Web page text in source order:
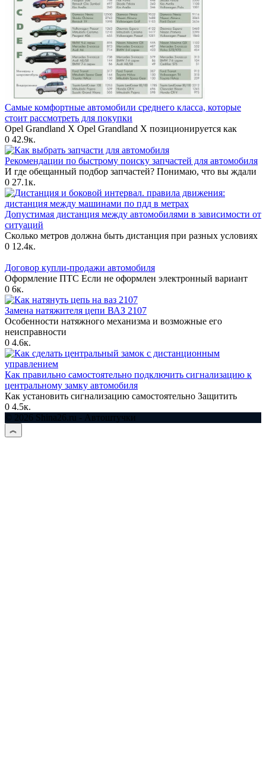
Самые комфортные автомобили среднего класса, которые
стоит рассмотреть для покупки
Opel Grandland X Opel Grandland X позиционируется как
0 42.9к.
Рекомендации по быстрому поиску запчастей для автомобиля
И где обещанный подбор запчастей? Понимаю, что вы ждали
0 27.1к.
Допустимая дистанция между автомобилями в зависимости от
ситуаций
Сколько метров должна быть дистанция при разных условиях
0 12.4к.
Договор купли-продажи автомобиля
Оформление ПТС Если не оформлен электронный вариант
0 6к.
Замена натяжителя цепи ВАЗ 2107
Особенности натяжного механизма и возможные его
неисправности
0 4.6к.
Как правильно самостоятельно подключить сигнализацию к
центральному замку автомобиля
Как установить сигнализацию самостоятельно Защитить
0 4.5к.
© 2026 Shina26.ru - Автоштучки